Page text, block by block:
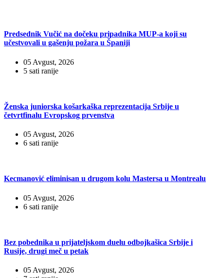
Predsednik Vučić na dočeku pripadnika MUP-a koji su
učestvovali u gašenju požara u Španiji
05 Avgust, 2026
5 sati ranije
Ženska juniorska košarkaška reprezentacija Srbije u
četvrtfinalu Evropskog prvenstva
05 Avgust, 2026
6 sati ranije
Kecmanović eliminisan u drugom kolu Mastersa u Montrealu
05 Avgust, 2026
6 sati ranije
Bez pobednika u prijateljskom duelu odbojkašica Srbije i
Rusije, drugi meč u petak
05 Avgust, 2026